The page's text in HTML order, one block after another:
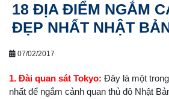
18 ĐỊA ĐIỂM NGẮM
ĐẸP NHẤT NHẬT
07/02/2017
1. Đài quan sát Tokyo: Đây là một
nhất để ngắm cảnh quan thủ đô Nhật